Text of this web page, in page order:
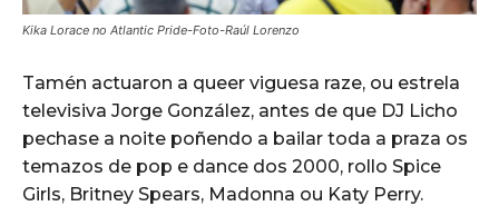
Kika Lorace no Atlantic Pride-Foto-Raúl Lorenzo
Tamén actuaron a queer viguesa raze, ou estrela
televisiva Jorge González, antes de que DJ Licho
pechase a noite poñendo a bailar toda a praza os
temazos de pop e dance dos 2000, rollo Spice
Girls, Britney Spears, Madonna ou Katy Perry.